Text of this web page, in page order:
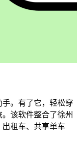
。有了它，轻松穿
该软件整合了徐州
租车、共享单车